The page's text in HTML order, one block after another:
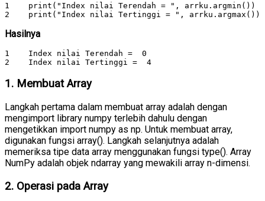
1    print("Index nilai Terendah = ", arrku.argmin())
2    print("Index nilai Tertinggi = ", arrku.argmax())
Hasilnya
1    Index nilai Terendah =  0
2    Index nilai Tertinggi =  4
1. Membuat Array
Langkah pertama dalam membuat array adalah dengan
mengimport library numpy terlebih dahulu dengan
mengetikkan import numpy as np. Untuk membuat array,
digunakan fungsi array(). Langkah selanjutnya adalah
memeriksa tipe data array menggunakan fungsi type(). Array
NumPy adalah objek ndarray yang mewakili array n-dimensi.
2. Operasi pada Array